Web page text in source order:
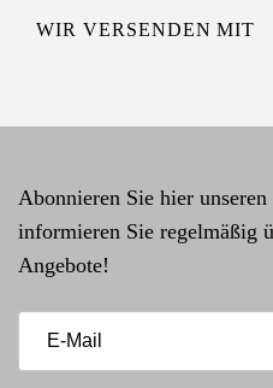
WIR VERSENDEN MIT
Abonnieren Sie hier
informieren Sie regelmäßig
Angebote!